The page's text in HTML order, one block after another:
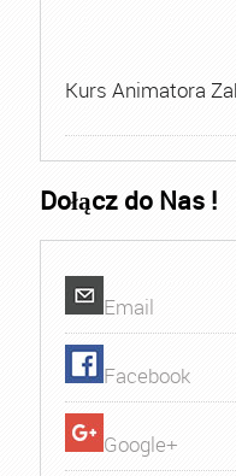
Kurs Animatora
Dołącz do Nas !
Email
Facebook
Google+